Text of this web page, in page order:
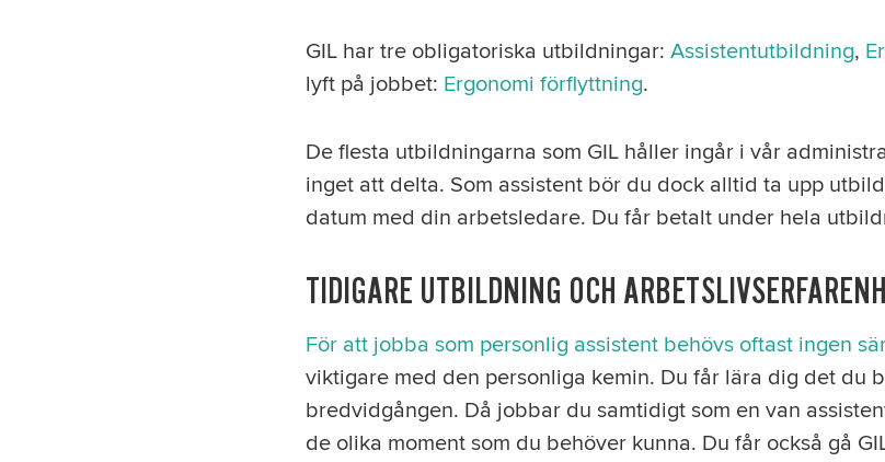
GIL har tre obligatoriska utbildningar: Assistentutbildning,
lyft på jobbet: Ergonomi förflyttning.
De flesta utbildningarna som GIL håller ingår i vår
inget att delta. Som assistent bör du dock alltid ta upp
datum med din arbetsledare. Du får betalt under hela
TIDIGARE UTBILDNING OCH
För att jobba som personlig assistent behövs oftast ingen
viktigare med den personliga kemin. Du får lära dig det du
bredvidgången. Då jobbar du samtidigt som en van
de olika moment som du behöver kunna. Du får också gå